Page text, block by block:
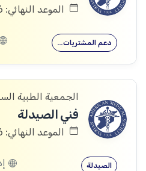
الموعد النهائي: 25/07/2026
دعم المشتريات…
الجمعية الطبية
فني الصيدلة
الموعد النهائي: 25/07/2026
الصيدلة